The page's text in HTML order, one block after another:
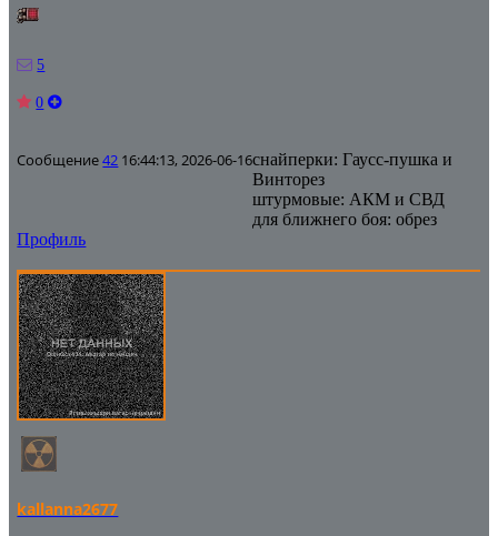
5
0
Сообщение42 16:44:13, 2026-06-16снайперки: Гаусс-пушка и
Винторез
штурмовые: АКМ и СВД
для ближнего боя: обрез
Профиль
kallanna2677